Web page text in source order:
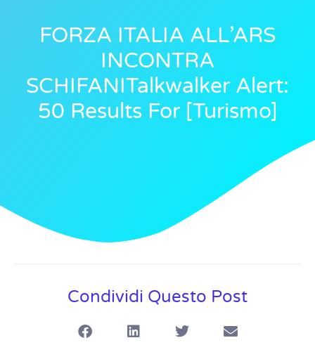
FORZA ITALIA ALL’ARS
INCONTRA
SCHIFANITalkwalker Alert:
50 Results For [turismo]
Condividi Questo Post